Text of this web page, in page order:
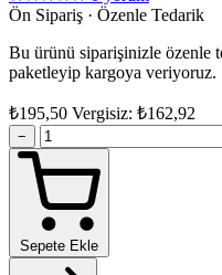
Ön Sipariş · Özenle Tedarik
Bu ürünü siparişinizle özenle
paketleyip kargoya
₺195,50 Vergisiz: ₺162,92
−
Sepete Ekle